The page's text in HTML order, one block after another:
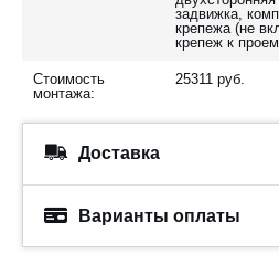
задвижка,
крепежа (не
крепеж к
Стоимость
монтажа:
25311 руб.
Доставка
Варианты оплаты